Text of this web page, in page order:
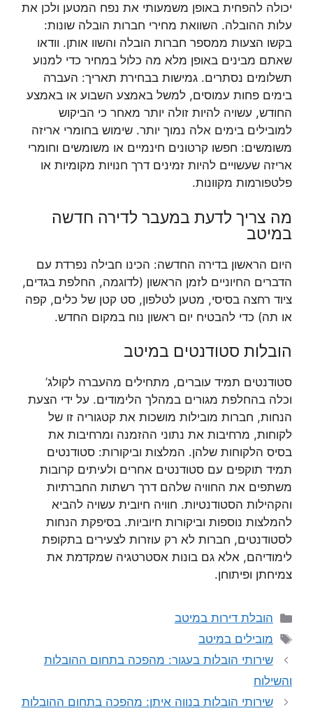
יכולה להפחית באופן משמעותי את נפח המטען ולכן את
עלות ההובלה. השוואת מחירי חברות הובלה שונות:
בקשו הצעות ממספר חברות הובלה והשוו אותן. וודאו
שאתם מבינים באופן מלא מה כלול במחיר כדי למנוע
תשלומים נסתרים. גמישות בבחירת תאריך: העברה
בימים פחות עמוסים, למשל באמצע השבוע או באמצע
החודש, עשויה להיות זולה יותר מאחר כי הביקוש
למובילים בימים אלה נמוך יותר. שימוש בחומרי אריזה
משומשים: חפשו קרטונים חינמיים או משומשים וחומרי
אריזה שעשויים להיות זמינים דרך חנויות מקומיות או
פלטפורמות מקוונות.
מה צריך לדעת במעבר לדירה חדשה
במיטב
היום הראשון בדירה החדשה: הכינו חבילה נפרדת עם
הדברים החיוניים לזמן הראשון (לדוגמה, החלפת בגדים,
ציוד רחצה בסיסי, מטען לטלפון, סט קטן של כלים, קפה
או תה) כדי להבטיח יום ראשון נוח במקום החדש.
הובלות סטודנטים במיטב
סטודנטים תמיד עוברים, מתחילים מהעברה לקולג’
וכלה בהחלפת מגורים במהלך הלימודים. על ידי הצעת
הנחות, חברות מובילות מושכות את קטגוריה זו של
לקוחות, מרחיבות את נתוני ההזמנה ומרחיבות את
בסיס הלקוחות שלהן. המלצות וביקורות: סטודנטים
תמיד תוקפים עם סטודנטים אחרים ולעיתים קרובות
משתפים את החוויה שלהם דרך רשתות החברתיות
והקהילות הסטודנטיות. חוויה חיובית עשויה להביא
להמלצות נוספות וביקורות חיוביות. בסיפקת הנחות
לסטודנטים, חברות לא רק עוזרות לצעירים בתקופת
לימודיהם, אלא גם בונות אסטרטגיה שמקדמת את
צמיחתן ופיתוחן.
קטגוריות
הובלת דירות במיטב
תגיות
מובילים במיטב
שירותי הובלות בעגור: מהפכה בתחום ההובלות
והשילוח
שירותי הובלות בנווה איתן: מהפכה בתחום ההובלות